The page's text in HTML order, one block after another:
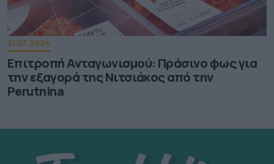
31.07.2026
Επιτροπή Ανταγωνισμού: Πράσινο φως για
την εξαγορά της Νιτσιάκος από την
Perutnina